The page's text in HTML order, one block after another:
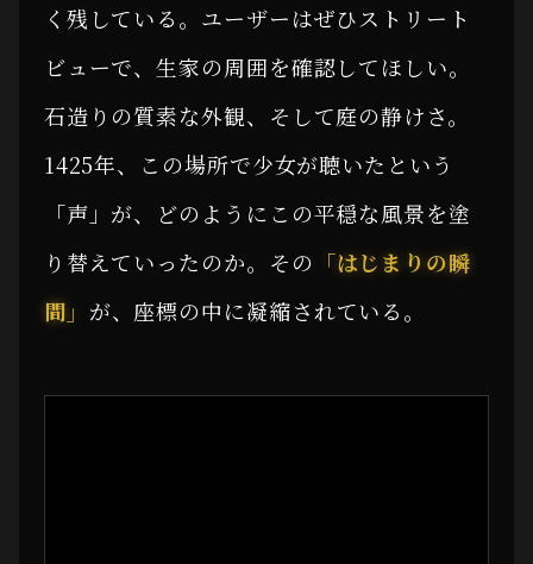
く残している。ユーザーはぜひストリート
ビューで、生家の周囲を確認してほしい。
石造りの質素な外観、そして庭の静けさ。
1425年、この場所で少女が聴いたという
「声」が、どのようにこの平穏な風景を塗
り替えていったのか。その 「はじまりの瞬
間」 が、座標の中に凝縮されている。